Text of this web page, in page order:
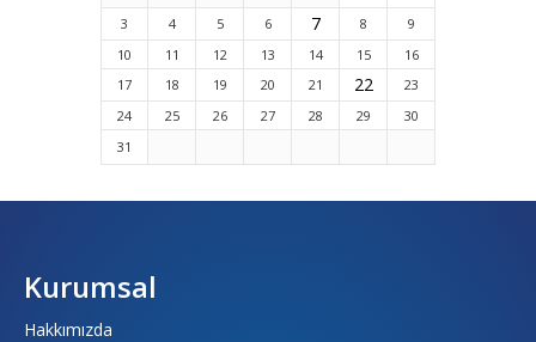
3
4 5 6 7 8
9
10
11 12 13 14 15
16
17
18 19 20 21 22
23
24
25 26 27 28 29
30
31
Kurumsal
Hakkımızda